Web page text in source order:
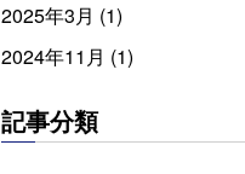
2025年3月 (1)
2024年11月 (1)
記事分類